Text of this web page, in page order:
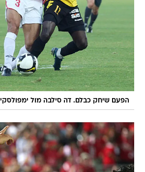
הפעם שיחק כבלם. דה סילבה מול ימפולסקי